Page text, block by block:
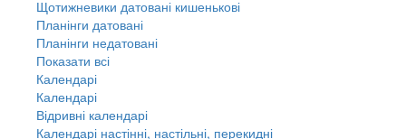
Щотижневики датовані кишенькові
Планінги датовані
Планінги недатовані
Показати всі
Календарі
Календарі
Відривні календарі
Календарі настінні, настільні, перекидні